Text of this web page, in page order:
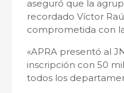
aseguró que la
recordado Víctor
comprometida con
«APRA presentó al
inscripción con 50
todos los